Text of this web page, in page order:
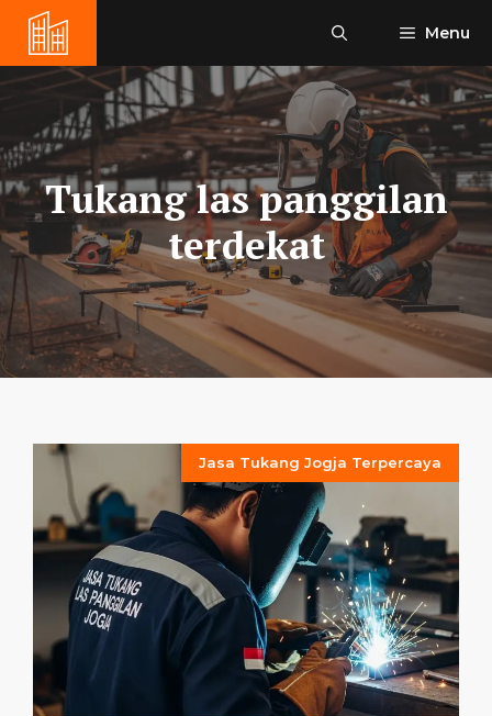
content
Menu
Tukang las panggilan
terdekat
Jasa Tukang Jogja Terpercaya